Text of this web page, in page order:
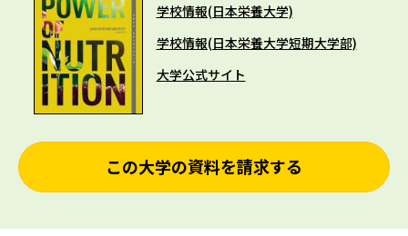
学校情報(日本栄養大学)
学校情報(日本栄養大学短期大学部)
大学公式サイト
この大学の資料を請求する